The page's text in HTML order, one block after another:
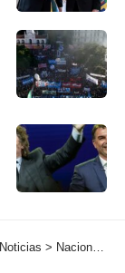
Noticias > Nacionales